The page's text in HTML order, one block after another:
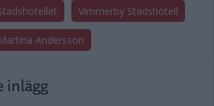
Vimmerby Stadshotell
Andersson
inlägg